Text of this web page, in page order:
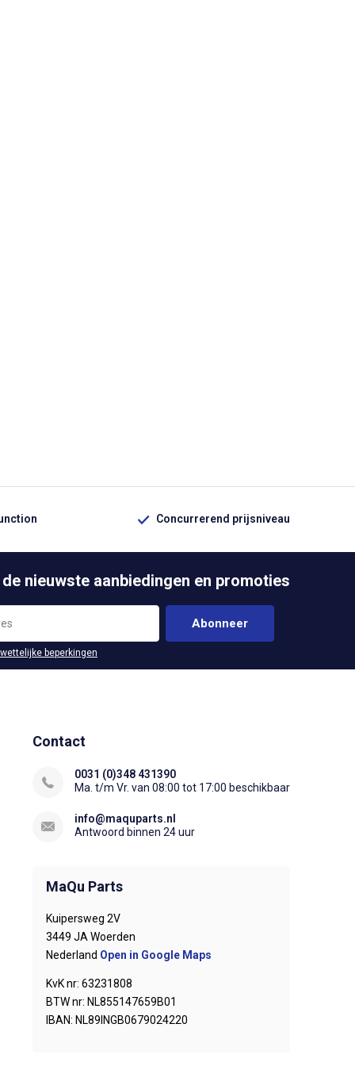
Concurrerend prijsniveau
nieuwste aanbiedingen en promoties
Abonneer
beperkingen
Contact
0031 (0)348 431390
Ma. t/m Vr. van 08:00 tot 17:00 beschikbaar
info@maquparts.nl
Antwoord binnen 24 uur
MaQu Parts
Kuipersweg 2V
3449 JA Woerden
Nederland Open in Google Maps
KvK nr: 63231808
BTW nr: NL855147659B01
IBAN: NL89INGB0679024220